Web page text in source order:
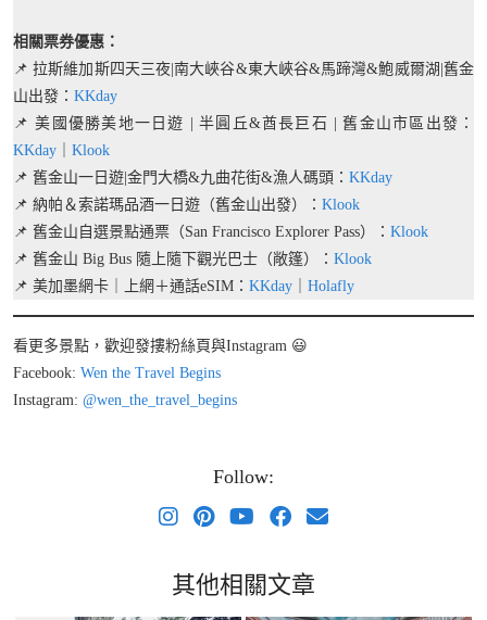
相關票券優惠：
📌 拉斯維加斯四天三夜|南大峽谷&東大峽谷&馬蹄灣&鮑威爾湖|舊金
山出發： KKday
📌 美國優勝美地一日遊 | 半圓丘&酋長巨石 | 舊金山市區出發：
KKday
Klook
📌 舊金山一日遊|金門大橋&九曲花街&漁人碼頭： KKday
📌 納帕＆索諾瑪品酒一日遊（舊金山出發）： Klook
📌 舊金山自選景點通票（San Francisco Explorer Pass）： Klook
📌 舊金山 Big Bus 隨上隨下觀光巴士（敞篷）： Klook
📌 美加墨網卡｜上網＋通話eSIM： KKday Holafly
看更多景點，歡迎發摟粉絲頁與Instagram 😃
Facebook: Wen the Travel Begins
Instagram: @wen_the_travel_begins
Follow:
其他相關文章